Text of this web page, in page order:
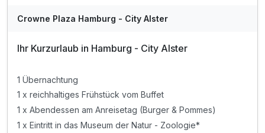
WAR
202
Crowne Plaza Hamburg - City Alster
Ihr Kurzurlaub in Hamburg - City Alster
1 Übernachtung
1 x reichhaltiges Frühstück vom Buffet
1 x Abendessen am Anreisetag (Burger & Pommes)
1 x Eintritt in das Museum der Natur - Zoologie*